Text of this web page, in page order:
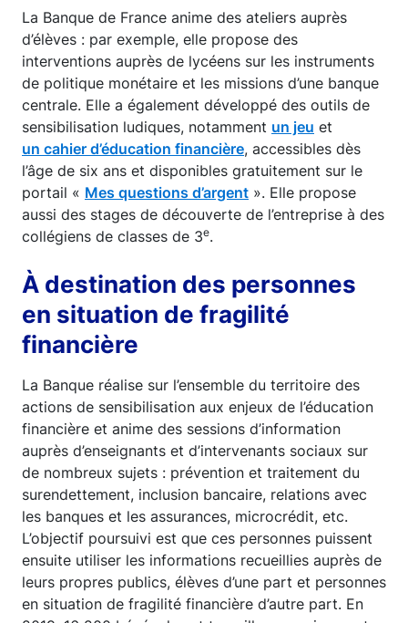
La Banque de France anime des ateliers auprès
d’élèves : par exemple, elle propose des
interventions auprès de lycéens sur les instruments
de politique monétaire et les missions d’une banque
centrale. Elle a également développé des outils de
sensibilisation ludiques, notamment un jeu et
un cahier d’éducation financière, accessibles dès
l’âge de six ans et disponibles gratuitement sur le
portail « Mes questions d’argent ». Elle propose
aussi des stages de découverte de l’entreprise à des
collégiens de classes de 3e.
À destination des personnes
en situation de fragilité
financière
La Banque réalise sur l’ensemble du territoire des
actions de sensibilisation aux enjeux de l’éducation
financière et anime des sessions d’information
auprès d’enseignants et d’intervenants sociaux sur
de nombreux sujets : prévention et traitement du
surendettement, inclusion bancaire, relations avec
les banques et les assurances, microcrédit, etc.
L’objectif poursuivi est que ces personnes puissent
ensuite utiliser les informations recueillies auprès de
leurs propres publics, élèves d’une part et personnes
en situation de fragilité financière d’autre part. En